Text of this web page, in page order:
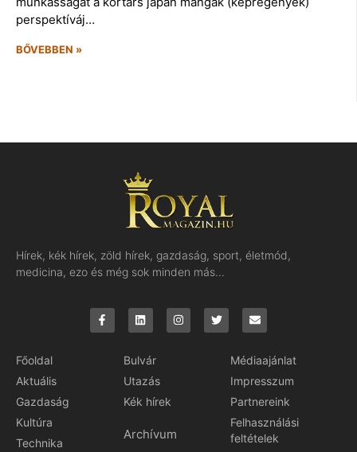
perspektíváj…
BŐVEBBEN »
Hírek, kék hírek, zöld hírek, gazdaság, sport, életmód,
medicina, ezo és még sok minden más…
Főoldal
Aktuális
Gazdaság
Kultúra
Technika
Bulvár
Utazás
Kék hírek
Archívum
Médiaajánlat
Impresszum
Partnereink
Felhasználási
feltételek